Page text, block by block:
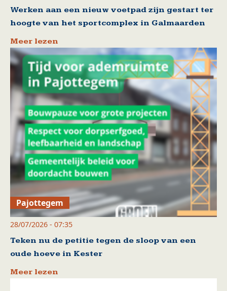
Werken aan een nieuw voetpad zijn gestart ter
hoogte van het sportcomplex in Galmaarden
Meer lezen
Pajottegem
28/07/2026 - 07:35
Teken nu de petitie tegen de sloop van een
oude hoeve in Kester
Meer lezen